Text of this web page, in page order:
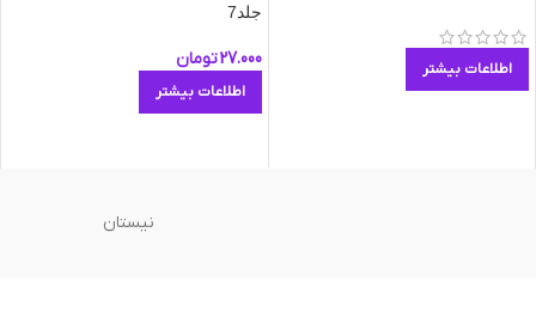
اطلاعات بیشتر
جلد7
27.000تومان
اطلاعات بیشتر
نیستان